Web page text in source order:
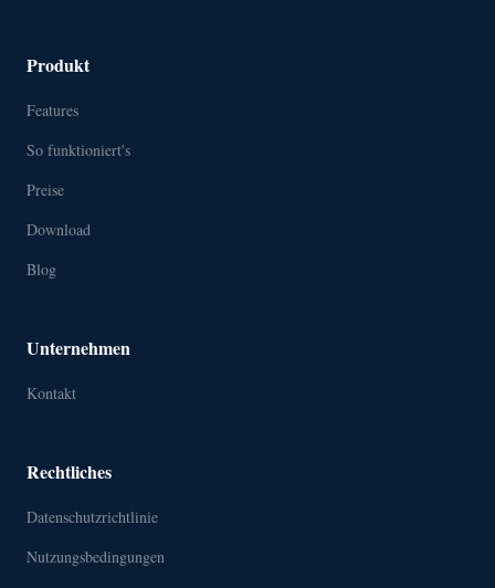
Produkt
Features
So funktioniert's
Preise
Download
Blog
Unternehmen
Kontakt
Rechtliches
Datenschutzrichtlinie
Nutzungsbedingungen